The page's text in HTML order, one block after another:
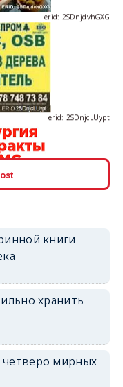
erid: 2SDnjcrDNw6
erid: 2SDnjdPjgYS
книги
хранить
мирных